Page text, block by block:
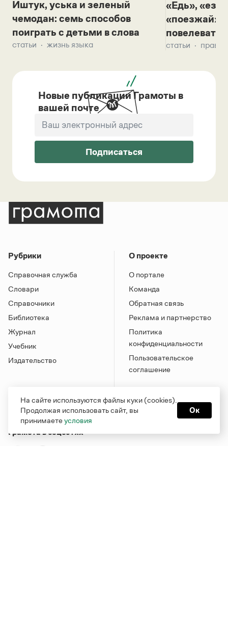
Иштук, уська и зеленый
чемодан: семь способов
поиграть с детьми в слова
статьи жизнь языка
«Едь»,
«поезжай»?
повелевать
статьи
Новые публикации Грамоты в
вашей почте
Подписаться
Рубрики
Справочная служба
Словари
Справочники
Библиотека
Журнал
Учебник
Издательство
О проекте
О портале
Команда
Обратная связь
Реклама и партнерство
Политика
конфиденциальности
Пользовательское
соглашение
Грамота в соцсетях
На сайте используются файлы куки (cookies).
Продолжая использовать сайт, вы
принимаетеусловия
Ок